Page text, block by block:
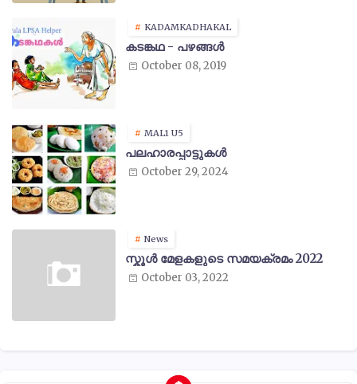
KADAMKADHAKAL
കടങ്കഥ - പഴങ്ങൾ
October 08, 2019
MAL1 U5
പലഹാരപ്പാട്ടുകൾ
October 29, 2024
News
സ്കൂൾ മേളകളുടെ സമയക്രമം 2022
October 03, 2022